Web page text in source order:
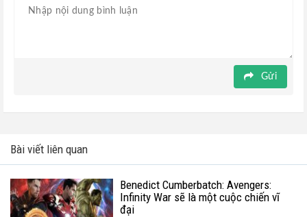
Gửi
Bài viết liên quan
Benedict Cumberbatch: Avengers:
Infinity War sẽ là một cuộc chiến vĩ
đại